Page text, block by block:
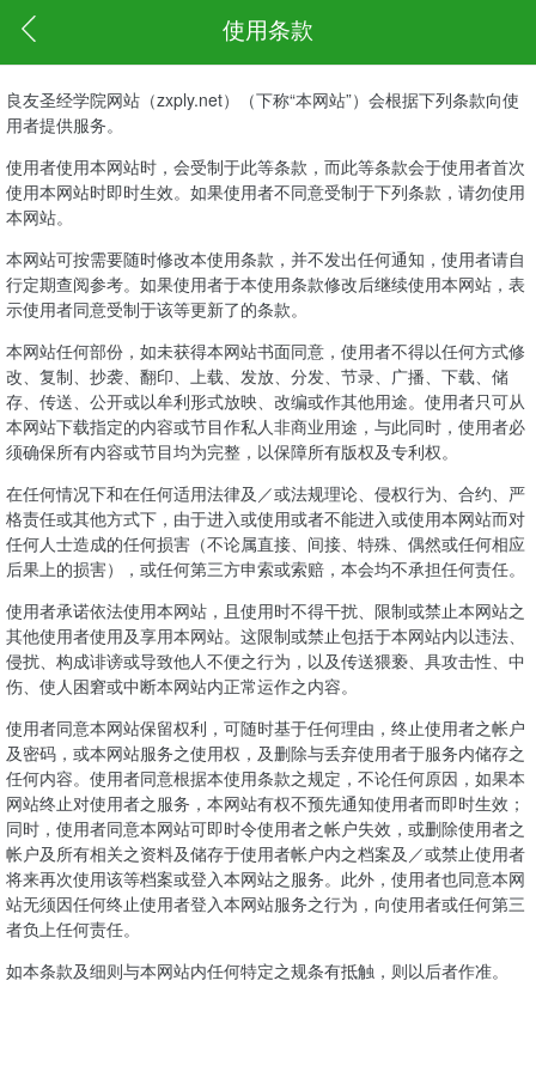
使用条款
良友圣经学院网站（zxply.net）（下称“本网站”）会根据下列条款向使
用者提供服务。
使用者使用本网站时，会受制于此等条款，而此等条款会于使用者首次
使用本网站时即时生效。如果使用者不同意受制于下列条款，请勿使用
本网站。
本网站可按需要随时修改本使用条款，并不发出任何通知，使用者请自
行定期查阅参考。如果使用者于本使用条款修改后继续使用本网站，表
示使用者同意受制于该等更新了的条款。
本网站任何部份，如未获得本网站书面同意，使用者不得以任何方式修
改、复制、抄袭、翻印、上载、发放、分发、节录、广播、下载、储
存、传送、公开或以牟利形式放映、改编或作其他用途。使用者只可从
本网站下载指定的内容或节目作私人非商业用途，与此同时，使用者必
须确保所有内容或节目均为完整，以保障所有版权及专利权。
在任何情况下和在任何适用法律及／或法规理论、侵权行为、合约、严
格责任或其他方式下，由于进入或使用或者不能进入或使用本网站而对
任何人士造成的任何损害（不论属直接、间接、特殊、偶然或任何相应
后果上的损害），或任何第三方申索或索赔，本会均不承担任何责任。
使用者承诺依法使用本网站，且使用时不得干扰、限制或禁止本网站之
其他使用者使用及享用本网站。这限制或禁止包括于本网站内以违法、
侵扰、构成诽谤或导致他人不便之行为，以及传送猥亵、具攻击性、中
伤、使人困窘或中断本网站内正常运作之内容。
使用者同意本网站保留权利，可随时基于任何理由，终止使用者之帐户
及密码，或本网站服务之使用权，及删除与丢弃使用者于服务内储存之
任何内容。使用者同意根据本使用条款之规定，不论任何原因，如果本
网站终止对使用者之服务，本网站有权不预先通知使用者而即时生效；
同时，使用者同意本网站可即时令使用者之帐户失效，或删除使用者之
帐户及所有相关之资料及储存于使用者帐户内之档案及／或禁止使用者
将来再次使用该等档案或登入本网站之服务。此外，使用者也同意本网
站无须因任何终止使用者登入本网站服务之行为，向使用者或任何第三
者负上任何责任。
如本条款及细则与本网站内任何特定之规条有抵触，则以后者作准。